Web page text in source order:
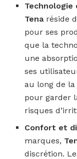
Technologie
Tenaréside
pour ses
que la
une
ses
au long de
pour garder
risques
Confort et
marques,
discrétion.